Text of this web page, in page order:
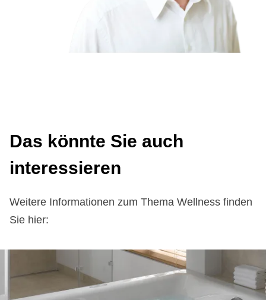
Das könnte Sie auch
interessieren
Weitere Informationen zum Thema Wellness finden
Sie hier: